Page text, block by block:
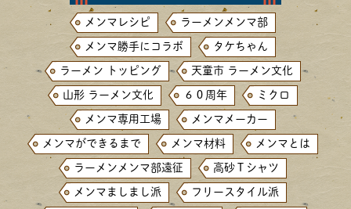
メンマレシピ ラーメンメンマ部
メンマ勝手にコラボ タケちゃん
ラーメン トッピング 天童市 ラーメン文化
山形 ラーメン文化 ６０周年 ミクロ
メンマ専用工場 メンマメーカー
メンマができるまで メンマ材料 メンマとは
ラーメンメンマ部遠征 高砂Ｔシャツ
メンマましまし派 フリースタイル派